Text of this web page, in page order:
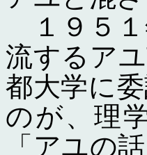
１９５１
流するア
都大学に
のが、理
「アユの